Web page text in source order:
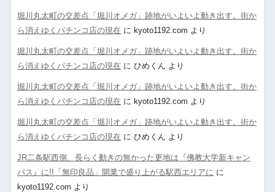
堀川丸太町の交差点「堀川オメガ」跡地がいよいよ動き出す。街か
ら消えゆくパチンコ店の現在 に kyoto1192.com より
堀川丸太町の交差点「堀川オメガ」跡地がいよいよ動き出す。街か
ら消えゆくパチンコ店の現在 に ひめくん より
堀川丸太町の交差点「堀川オメガ」跡地がいよいよ動き出す。街か
ら消えゆくパチンコ店の現在 に kyoto1192.com より
堀川丸太町の交差点「堀川オメガ」跡地がいよいよ動き出す。街か
ら消えゆくパチンコ店の現在 に ひめくん より
JR二条駅西側、長らく動きの無かった更地は『佛教大学新キャン
パス』に!!「無印良品」開業で盛り上がる駅西エリアに に
kyoto1192.com より